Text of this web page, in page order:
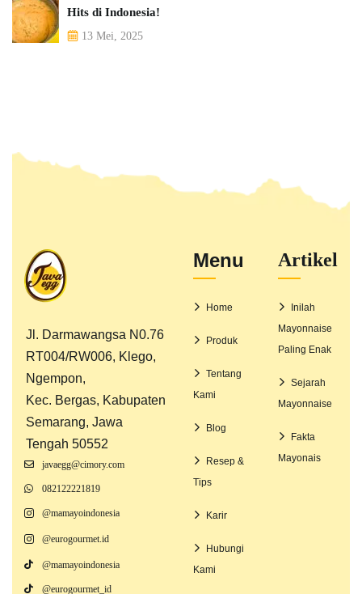
Hits di Indonesia!
13 Mei, 2025
Jl. Darmawangsa N0.76
RT004/RW006, Klego,
Ngempon,
Kec. Bergas, Kabupaten
Semarang, Jawa
Tengah 50552
javaegg@cimory.com
082122221819
@mamayoindonesia
@eurogourmet.id
@mamayoindonesia
@eurogourmet_id
Menu
Home
Produk
Tentang
Kami
Blog
Resep &
Tips
Karir
Hubungi
Kami
Artikel
Inilah
Mayonnaise
Paling Enak
Sejarah
Mayonnaise
Fakta
Mayonais